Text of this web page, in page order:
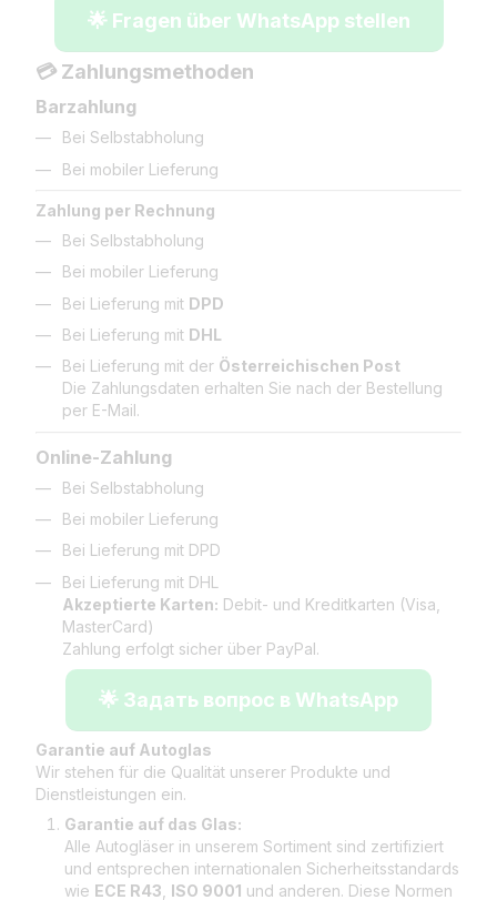
🌟 Fragen über WhatsApp stellen
💳 Zahlungsmethoden
Barzahlung
Bei Selbstabholung
Bei mobiler Lieferung
Zahlung per Rechnung
Bei Selbstabholung
Bei mobiler Lieferung
Bei Lieferung mit DPD
Bei Lieferung mit DHL
Bei Lieferung mit der Österreichischen Post
Die Zahlungsdaten erhalten Sie nach der Bestellung
per E-Mail.
Online-Zahlung
Bei Selbstabholung
Bei mobiler Lieferung
Bei Lieferung mit DPD
Bei Lieferung mit DHL
Akzeptierte Karten: Debit- und Kreditkarten (Visa,
MasterCard)
Zahlung erfolgt sicher über PayPal.
🌟 Задать вопрос в WhatsApp
Garantie auf Autoglas
Wir stehen für die Qualität unserer Produkte und
Dienstleistungen ein.
Garantie auf das Glas:
Alle Autogläser in unserem Sortiment sind zertifiziert
und entsprechen internationalen Sicherheitsstandards
wie ECE R43 ISO 9001 und anderen. Diese Normen